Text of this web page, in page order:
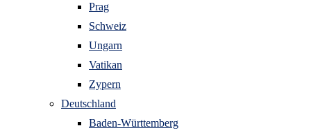
Prag
Schweiz
Ungarn
Vatikan
Zypern
Deutschland
Baden-Württemberg